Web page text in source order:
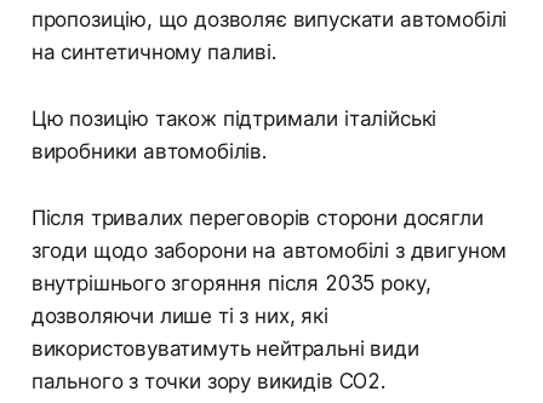
пропозицію, що дозволяє випускати автомобілі
на синтетичному паливі.
Цю позицію також підтримали італійські
виробники автомобілів.
Після тривалих переговорів сторони досягли
згоди щодо заборони на автомобілі з двигуном
внутрішнього згоряння після 2035 року,
дозволяючи лише ті з них, які
використовуватимуть нейтральні види
пального з точки зору викидів CO2.